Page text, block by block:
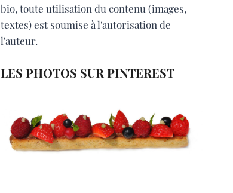
bio, toute utilisation du contenu (images,
textes) est soumise à l'autorisation de
l'auteur.
LES PHOTOS SUR PINTEREST